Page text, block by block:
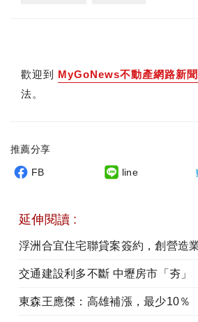
歡迎到 MyGoNews不動產網路新
法。
推薦分享
FB line
延伸閱讀 :
浮洲合宜住宅聯貸案簽約，創營造
交通建設利多不斷 中壢房市「夯」
東森王應傑：高雄補漲，最少10％